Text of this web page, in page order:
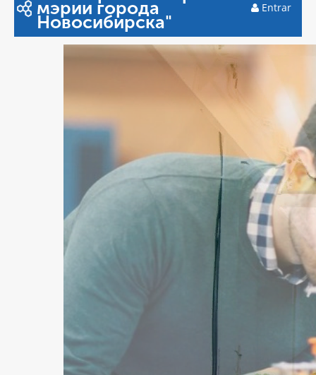
мэрии города
Новосибирска"
Entrar